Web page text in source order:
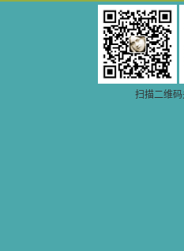
扫描二维码